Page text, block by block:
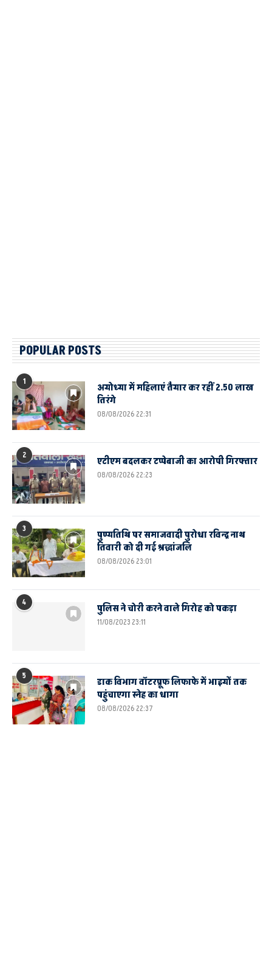
POPULAR POSTS
1
अयोध्या में महिलाएं तैयार कर रहीं 2.50 लाख
तिरंगे
08/08/2026 22:31
2 एटीएम बदलकर टप्पेबाजी का आरोपी गिरफ्तार
08/08/2026 22:23
3
पुण्यतिथि पर समाजवादी पुरोधा रविन्द्र नाथ
तिवारी को दी गई श्रद्धांजलि
08/08/2026 23:01
4 पुलिस ने चोरी करने वाले गिरोह को पकड़ा
11/08/2023 23:11
5
डाक विभाग वॉटरप्रूफ लिफाफे में भाइयों तक
पहुंचाएगा स्नेह का धागा
08/08/2026 22:37